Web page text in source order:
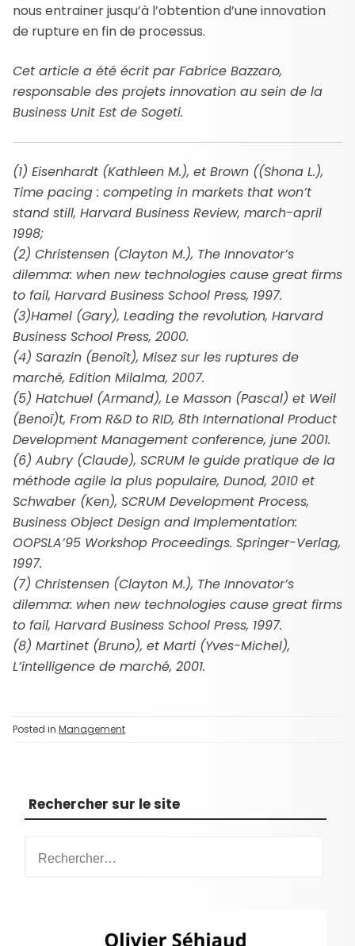
nous entrainer jusqu’à l’obtention d’une innovation
de rupture en fin de processus.
Cet article a été écrit par Fabrice Bazzaro,
responsable des projets innovation au sein de la
Business Unit Est de Sogeti.
(1) Eisenhardt (Kathleen M.), et Brown ((Shona L.),
Time pacing : competing in markets that won’t
stand still, Harvard Business Review, march-april
1998;
(2) Christensen (Clayton M.), The Innovator’s
dilemma: when new technologies cause great firms
to fail, Harvard Business School Press, 1997.
(3)Hamel (Gary), Leading the revolution, Harvard
Business School Press, 2000.
(4) Sarazin (Benoît), Misez sur les ruptures de
marché, Edition Milalma, 2007.
(5) Hatchuel (Armand), Le Masson (Pascal) et Weil
(Benoî)t, From R&D to RID, 8th International Product
Development Management conference, june 2001.
(6) Aubry (Claude), SCRUM le guide pratique de la
méthode agile la plus populaire, Dunod, 2010 et
Schwaber (Ken), SCRUM Development Process,
Business Object Design and Implementation:
OOPSLA’95 Workshop Proceedings. Springer-Verlag,
1997.
(7) Christensen (Clayton M.), The Innovator’s
dilemma: when new technologies cause great firms
to fail, Harvard Business School Press, 1997.
(8) Martinet (Bruno), et Marti (Yves-Michel),
L’intelligence de marché, 2001.
Posted in Management
Rechercher sur le site